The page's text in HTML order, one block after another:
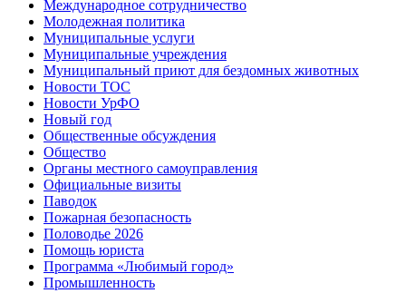
Международное сотрудничество
Молодежная политика
Муниципальные услуги
Муниципальные учреждения
Муниципальный приют для бездомных животных
Новости ТОС
Новости УрФО
Новый год
Общественные обсуждения
Общество
Органы местного самоуправления
Официальные визиты
Паводок
Пожарная безопасность
Половодье 2026
Помощь юриста
Программа «Любимый город»
Промышленность